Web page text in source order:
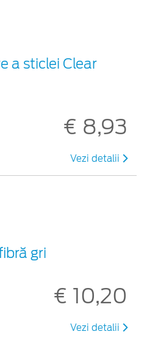
a sticlei Clear
€ 8,93
Vezi detalii
gri
€ 10,20
Vezi detalii